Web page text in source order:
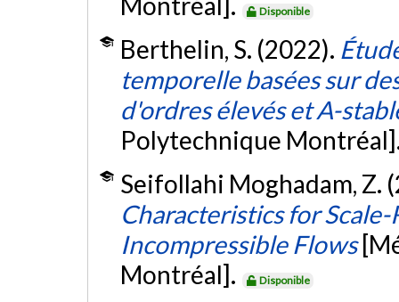
Disponible
Berthelin, S. (2022).
temporelle basées sur
d'ordres élevés et A-
Polytechnique
Seifollahi Moghadam, Z.
Characteristics for
Incompressible Flows
Montréal].
Disponible